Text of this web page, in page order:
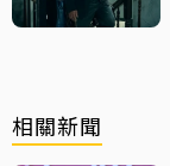
相關新聞